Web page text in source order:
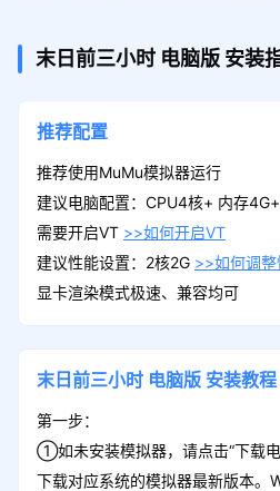
末日前三小时 电脑版 安装
推荐配置
推荐使用MuMu模拟器运行
建议电脑配置：CPU4核+ 内存
需要开启VT >>如何开启VT
建议性能设置：2核2G >>如何调整
显卡渲染模式极速、兼容均可
末日前三小时 电脑版 安装教程
第一步：
①如未安装模拟器，请点击“下载
下载对应系统的模拟器最新版本。